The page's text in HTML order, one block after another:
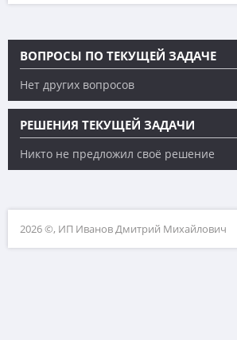
ВОПРОСЫ ПО ТЕКУЩЕЙ ЗАДАЧЕ
Нет других вопросов
РЕШЕНИЯ ТЕКУЩЕЙ ЗАДАЧИ
Никто не предложил своё решение
2026 ©, ИП Иванов Дмитрий Михайлович